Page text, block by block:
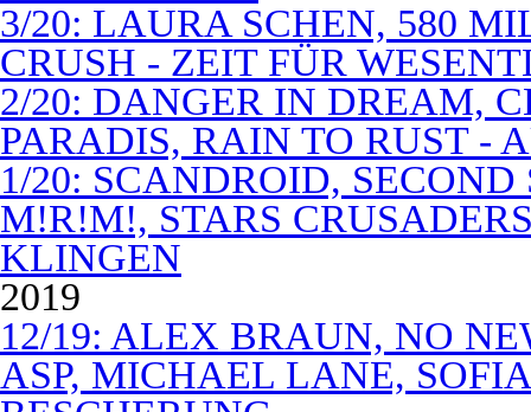
3/20: LAURA SCHEN, 580
CRUSH - ZEIT FÜR
2/20: DANGER IN DREAM,
PARADIS, RAIN TO RUST -
1/20: SCANDROID,
M!R!M!, STARS
KLINGEN
2019
12/19: ALEX BRAUN, NO
ASP, MICHAEL LANE,